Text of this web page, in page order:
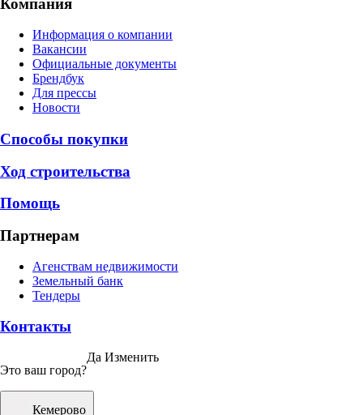
Компания
Информация о компании
Вакансии
Официальные документы
Брендбук
Для прессы
Новости
Способы покупки
Ход строительства
Помощь
Партнерам
Агенствам недвижимости
Земельный банк
Тендеры
Контакты
Это ваш город?
Да Изменить
Кемерово